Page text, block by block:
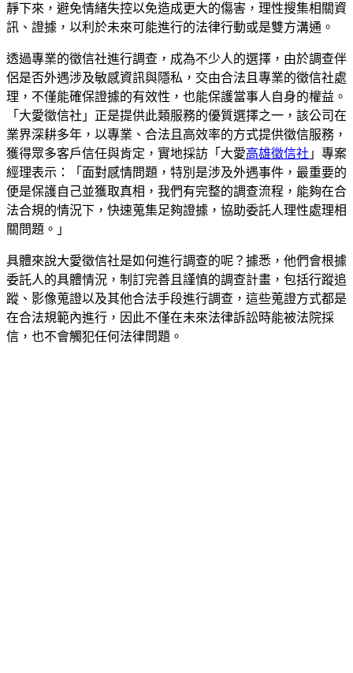
靜下來，避免情緒失控以免造成更大的傷害，理性搜集相關資
訊、證據，以利於未來可能進行的法律行動或是雙方溝通。
透過專業的徵信社進行調查，成為不少人的選擇，由於調查伴
侶是否外遇涉及敏感資訊與隱私，交由合法且專業的徵信社處
理，不僅能確保證據的有效性，也能保護當事人自身的權益。
「大愛徵信社」正是提供此類服務的優質選擇之一，該公司在
業界深耕多年，以專業、合法且高效率的方式提供徵信服務，
獲得眾多客戶信任與肯定，實地採訪「大愛高雄徵信社 」專案
經理表示：「面對感情問題，特別是涉及外遇事件，最重要的
便是保護自己並獲取真相，我們有完整的調查流程，能夠在合
法合規的情況下，快速蒐集足夠證據，協助委託人理性處理相
關問題。」
具體來說大愛徵信社是如何進行調查的呢？據悉，他們會根據
委託人的具體情況，制訂完善且謹慎的調查計畫，包括行蹤追
蹤、影像蒐證以及其他合法手段進行調查，這些蒐證方式都是
在合法規範內進行，因此不僅在未來法律訴訟時能被法院採
信，也不會觸犯任何法律問題。